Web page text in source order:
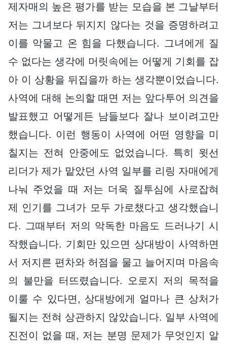
제자매의 높은 평가를 받는 모습을 본 그날부터
저는 그녀보다 뒤지지 않다는 것을 증명하려고
이를 악물고 온 힘을 다했습니다. 그녀에게 질
수 없다는 생각에 머릿속에는 어떻게 기회를 잡
아 이 상황을 뒤집을까 하는 생각뿐이었습니다.
사역에 대해 논의할 때면 저는 앞다투어 의견을
발표했고 어떻게든 남들보다 잘나 보이려고만
했습니다. 이런 행동이 사역에 어떤 영향을 미
칠지는 전혀 안중에도 없었습니다. 특히 윗선
리더가 제가 맡았던 사역 일부를 리링 자매에게
나눠 주었을 때 저는 더욱 질투심에 사로잡혀
제 인기를 그녀가 모두 가로챘다고 생각했습니
다. 그때부터 저의 악독한 마음도 드러나기 시
작했습니다. 기회만 있으면 상대방이 사역하면
서 저지른 편차와 허점을 물고 늘어지며 마음속
의 불만을 터뜨렸습니다. 오로지 저의 목적을
이룰 수 있다면, 상대방에게 얼마나 큰 상처가
될지는 전혀 상관하지 않았습니다. 일부 사역에
진전이 없을 때, 저는 분명 문제가 무엇인지 알